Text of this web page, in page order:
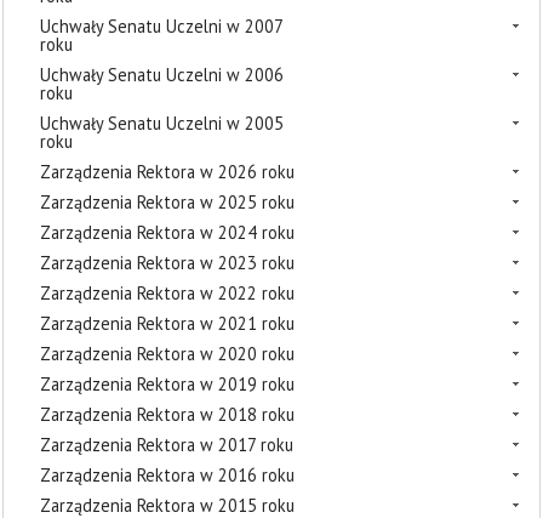
Uchwały Senatu Uczelni w 2007
roku
Uchwały Senatu Uczelni w 2006
roku
Uchwały Senatu Uczelni w 2005
roku
Zarządzenia Rektora w 2026 roku
Zarządzenia Rektora w 2025 roku
Zarządzenia Rektora w 2024 roku
Zarządzenia Rektora w 2023 roku
Zarządzenia Rektora w 2022 roku
Zarządzenia Rektora w 2021 roku
Zarządzenia Rektora w 2020 roku
Zarządzenia Rektora w 2019 roku
Zarządzenia Rektora w 2018 roku
Zarządzenia Rektora w 2017 roku
Zarządzenia Rektora w 2016 roku
Zarządzenia Rektora w 2015 roku